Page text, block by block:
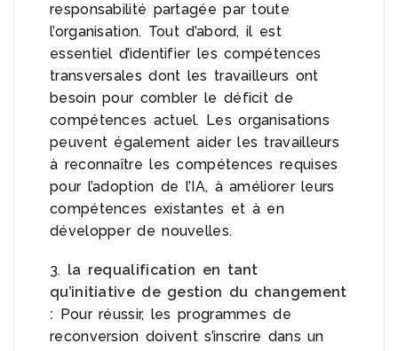
responsabilité partagée par toute
l’organisation. Tout d’abord, il est
essentiel d’identifier les compétences
transversales dont les travailleurs ont
besoin pour combler le déficit de
compétences actuel. Les organisations
peuvent également aider les travailleurs
à reconnaître les compétences requises
pour l’adoption de l’IA, à améliorer leurs
compétences existantes et à en
développer de nouvelles.
3. la requalification en tant
qu’initiative de gestion du changement
: Pour réussir, les programmes de
reconversion doivent s’inscrire dans un